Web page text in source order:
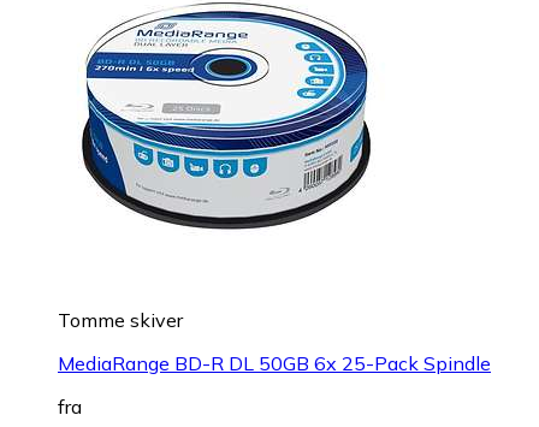
Tomme skiver
MediaRange BD-R DL 50GB 6x 25-Pack Spindle
fra